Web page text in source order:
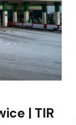
| TIR